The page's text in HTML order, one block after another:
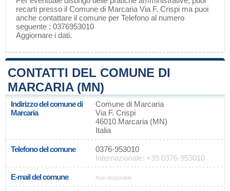
recarti presso il Comune di Marcaria Via F. Crispi ma puoi
anche contattare il comune per Telefono al numero
seguente : 0376953010
Aggiornare i dati.
CONTATTI DEL COMUNE DI
MARCARIA (MN)
Indirizzo del comune di
Marcaria
Comune di Marcaria
Via F. Crispi
46010 Marcaria (MN)
Italia
Telefono del comune
0376-953010
Internazionale: +39 0376-953010
E-mail del comune Non disponible